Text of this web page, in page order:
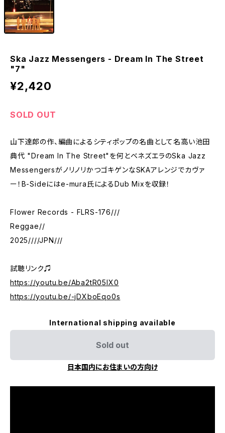
Ska Jazz Messengers - Dream In The Street
"7"
¥2,420
SOLD OUT
山下達郎の作、編曲によるシティポップの名曲として名高い池田
典代 "Dream In The Street"を何とベネズエラのSka Jazz
MessengersがノリノリかつゴキゲンなSKAアレンジでカヴァ
ー！B-Sideにはe-mura氏によるDub Mixを収録！
Flower Records - FLRS-176///
Reggae//
2025////JPN///
試聴リンク♫
https://youtu.be/Aba2tR05lX0
https://youtu.be/-jDXboEqo0s
International shipping available
Sold out
日本国内にお住まいの方向け